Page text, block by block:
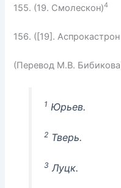
155. (19. Смолескон)4
156. ([19].
(Перевод М.В.
1 Юрьев.
2Тверь.
3 Луцк.